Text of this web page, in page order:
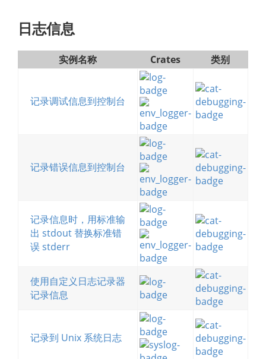
日志信息
实例名称 Crates 类别
记录调试信息到控制台
记录错误信息到控制台
记录信息时，用标准输
出 stdout 替换标准错
误 stderr
使用自定义日志记录器
记录信息
记录到 Unix 系统日志